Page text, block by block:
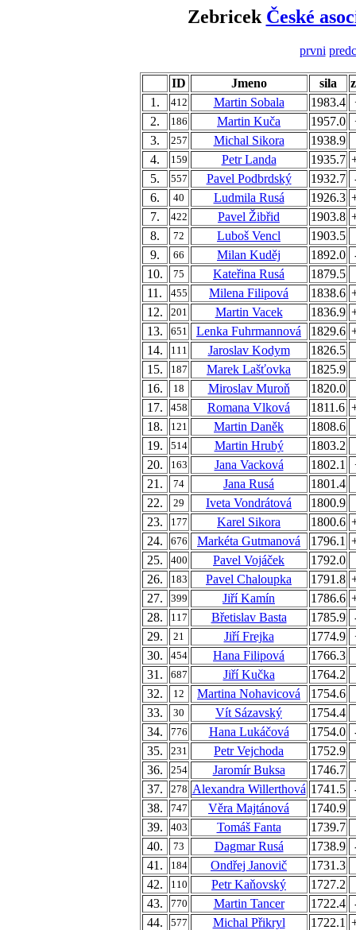
Zebricek České
prvni
ID Jmeno sila
1.
412 Martin Sobala 1983.4
2.
186 Martin Kuča 1957.0
3.
257 Michal Sikora
1938.9
4.
159 Petr Landa 1935.7
5.
557 Pavel Podbrdský 1932.7
6.
40 Ludmila Rusá 1926.3
7.
422 Pavel Žibřid 1903.8
8.
72 Luboš Vencl
1903.5
9.
66 Milan Kuděj 1892.0
10.
75 Kateřina Rusá
1879.5
11.
455 Milena Filipová 1838.6
12.
201 Martin Vacek 1836.9
13.
651 Lenka Fuhrmannová 1829.6
14.
111 Jaroslav Kodym
1826.5
15.
187 Marek Lašťovka
1825.9
16.
18 Miroslav Muroň
1820.0
17.
458 Romana Vlková 1811.6
18.
121 Martin Daněk
1808.6
19.
514 Martin Hrubý
1803.2
20.
163 Jana Vacková 1802.1
21.
74 Jana Rusá
1801.4
22.
29 Iveta Vondrátová
1800.9
23.
177 Karel Sikora 1800.6
24.
676 Markéta Gutmanová 1796.1
25.
400 Pavel Vojáček
1792.0
26.
183 Pavel Chaloupka 1791.8
27.
399 Jiří Kamín 1786.6
28.
117 Břetislav Basta 1785.9
29.
21 Jiří Frejka 1774.9
30.
454 Hana Filipová
1766.3
31.
687 Jiří Kučka
1764.2
32.
12 Martina Nohavicová
1754.6
33.
30 Vít Sázavský
1754.4
34.
776 Hana Lukáčová 1754.0
35.
231 Petr Vejchoda
1752.9
36.
254 Jaromír Buksa
1746.7
37.
278 Alexandra Willerthová 1741.5
38.
747 Věra Majtánová
1740.9
39.
403 Tomáš Fanta
1739.7
40.
73 Dagmar Rusá 1738.9
41.
184 Ondřej Janovič
1731.3
42.
110 Petr Kaňovský
1727.2
43.
770 Martin Tancer 1722.4
44.
577 Michal Přikryl 1722.1